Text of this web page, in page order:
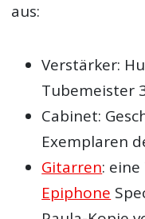
aus:
Verstärker:
Tubemeister
Cabinet:
Exemplaren
Gitarren:
Epiphone